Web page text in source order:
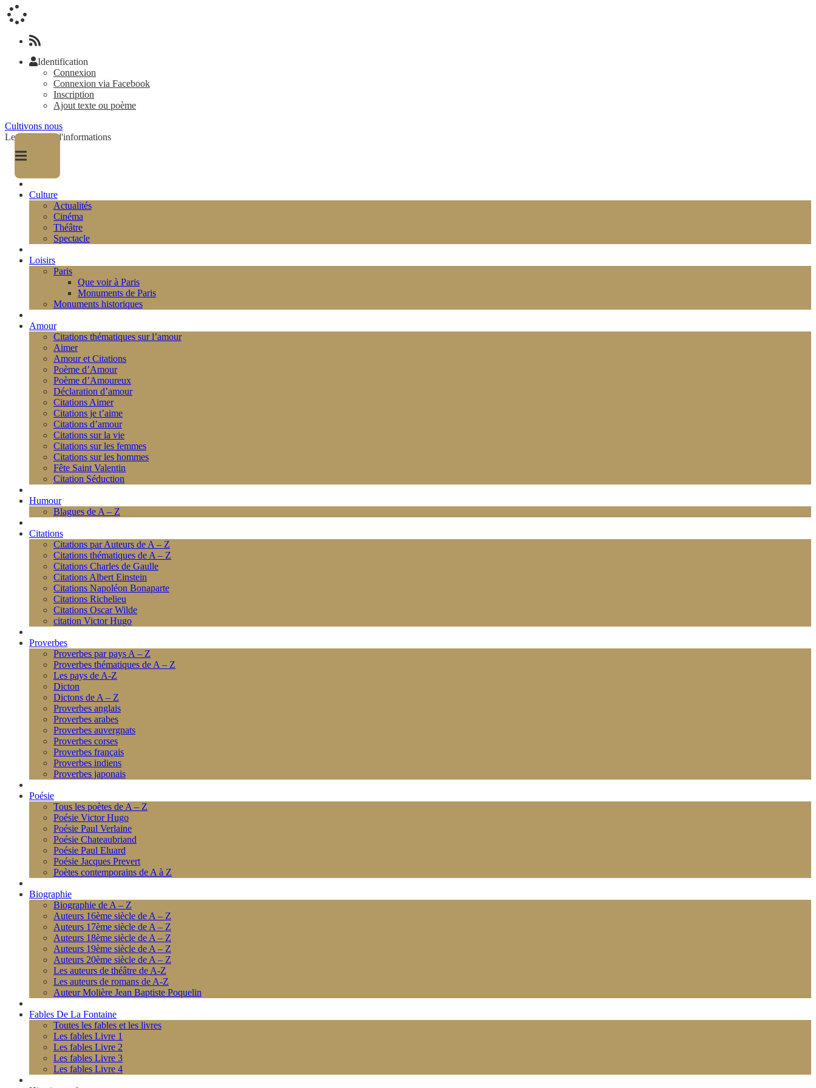
Identification
Connexion
Connexion via Facebook
Inscription
Ajout texte ou poème
Cultivons nous
Le magazine d'informations
Culture
Actualités
Cinéma
Théâtre
Spectacle
Loisirs
Paris
Que voir à Paris
Monuments de Paris
Monuments historiques
Amour
Citations thématiques sur l’amour
Aimer
Amour et Citations
Poème d’Amour
Poème d’Amoureux
Déclaration d’amour
Citations Aimer
Citations je t’aime
Citations d’amour
Citations sur la vie
Citations sur les femmes
Citations sur les hommes
Fête Saint Valentin
Citation Séduction
Humour
Blagues de A – Z
Citations
Citations par Auteurs de A – Z
Citations thématiques de A – Z
Citations Charles de Gaulle
Citations Albert Einstein
Citations Napoléon Bonaparte
Citations Richelieu
Citations Oscar Wilde
citation Victor Hugo
Proverbes
Proverbes par pays A – Z
Proverbes thématiques de A – Z
Les pays de A-Z
Dicton
Dictons de A – Z
Proverbes anglais
Proverbes arabes
Proverbes auvergnats
Proverbes corses
Proverbes français
Proverbes indiens
Proverbes japonais
Poésie
Tous les poètes de A – Z
Poésie Victor Hugo
Poésie Paul Verlaine
Poésie Chateaubriand
Poésie Paul Eluard
Poésie Jacques Prevert
Poètes contemporains de A à Z
Biographie
Biographie de A – Z
Auteurs 16ème siècle de A – Z
Auteurs 17ème siècle de A – Z
Auteurs 18ème siècle de A – Z
Auteurs 19ème siècle de A – Z
Auteurs 20ème siècle de A – Z
Les auteurs de théâtre de A-Z
Les auteurs de romans de A-Z
Auteur Molière Jean Baptiste Poquelin
Fables De La Fontaine
Toutes les fables et les livres
Les fables Livre 1
Les fables Livre 2
Les fables Livre 3
Les fables Livre 4